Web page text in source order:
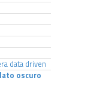
data driven
oscuro